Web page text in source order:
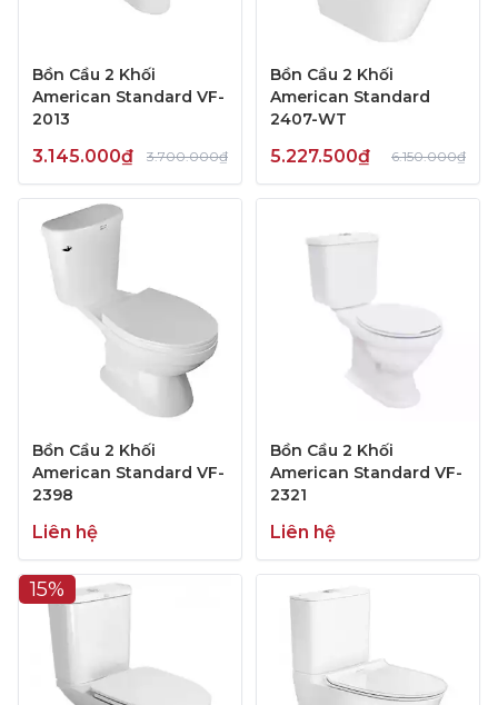
Bồn Cầu 2 Khối
American Standard VF-
2013
3.145.000₫ 3.700.000₫
Bồn Cầu 2 Khối
American Standard
2407-WT
5.227.500₫ 6.150.000₫
Bồn Cầu 2 Khối
American Standard VF-
2398
Liên hệ
Bồn Cầu 2 Khối
American Standard VF-
2321
Liên hệ
15%